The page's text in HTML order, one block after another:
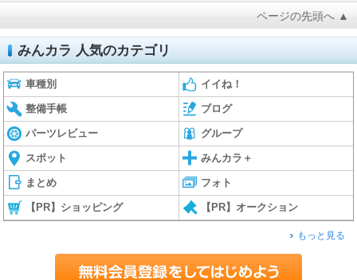
ページの先頭へ ▲
みんカラ 人気のカテゴリ
車種別 イイね！
整備手帳 ブログ
パーツレビュー グループ
スポット みんカラ＋
まとめ フォト
【PR】ショッピング 【PR】オークション
もっと見る